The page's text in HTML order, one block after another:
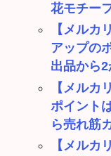
花モチーフ
【メルカ
アップの
出品から2
【メルカ
ポイント
ら売れ筋
【メルカ